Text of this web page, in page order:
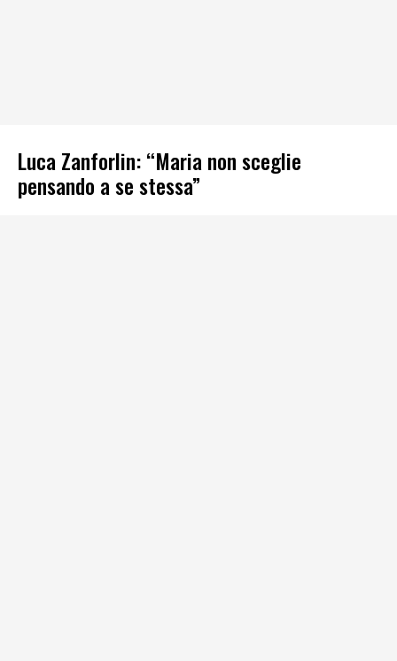
Luca Zanforlin: “Maria non sceglie
pensando a se stessa”